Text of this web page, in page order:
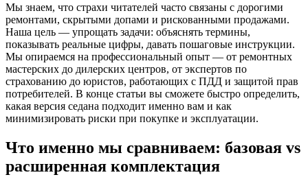
Мы знаем, что страхи читателей часто связаны с дорогими
ремонтами, скрытыми допами и рискованными продажами.
Наша цель — упрощать задачи: объяснять термины,
показывать реальные цифры, давать пошаговые инструкции.
Мы опираемся на профессиональный опыт — от ремонтных
мастерских до дилерских центров, от экспертов по
страхованию до юристов, работающих с ПДД и защитой прав
потребителей. В конце статьи вы сможете быстро определить,
какая версия седана подходит именно вам и как
минимизировать риски при покупке и эксплуатации.
Что именно мы сравниваем: базовая vs
расширенная комплектация